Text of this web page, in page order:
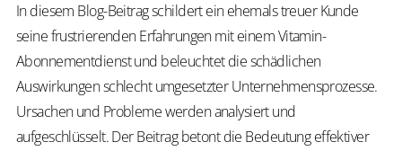
In diesem Blog-Beitrag schildert ein ehemals treuer Kunde
seine frustrierenden Erfahrungen mit einem Vitamin-
Abonnementdienst und beleuchtet die schädlichen
Auswirkungen schlecht umgesetzter Unternehmensprozesse.
Ursachen und Probleme werden analysiert und
aufgeschlüsselt. Der Beitrag betont die Bedeutung effektiver